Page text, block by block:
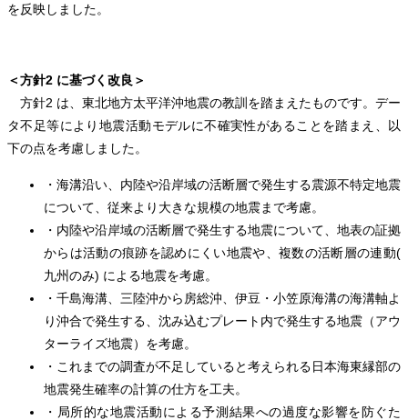
を反映しました。
＜方針2 に基づく改良＞
方針2 は、東北地方太平洋沖地震の教訓を踏まえたものです。デー
タ不足等により地震活動モデルに不確実性があることを踏まえ、以
下の点を考慮しました。
・海溝沿い、内陸や沿岸域の活断層で発生する震源不特定地震
について、従来より大きな規模の地震まで考慮。
・内陸や沿岸域の活断層で発生する地震について、地表の証拠
からは活動の痕跡を認めにくい地震や、複数の活断層の連動(
九州のみ) による地震を考慮。
・千島海溝、三陸沖から房総沖、伊豆・小笠原海溝の海溝軸よ
り沖合で発生する、沈み込むプレート内で発生する地震（アウ
ターライズ地震）を考慮。
・これまでの調査が不足していると考えられる日本海東縁部の
地震発生確率の計算の仕方を工夫。
・局所的な地震活動による予測結果への過度な影響を防ぐた